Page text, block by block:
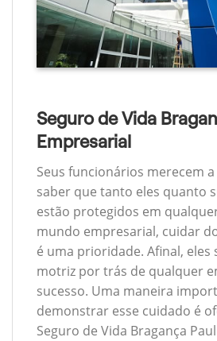
Seguro de Vida
Empresarial
Seus funcionários merecem
saber que tanto eles quanto
estão protegidos em
mundo empresarial, cuidar
é uma prioridade. Afinal, eles
motriz por trás de qualquer
sucesso. Uma maneira
demonstrar esse cuidado é
Seguro de Vida Bragança